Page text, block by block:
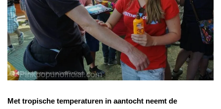
Met tropische temperaturen in aantocht neemt de